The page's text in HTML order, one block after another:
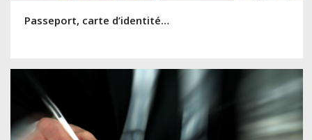
Passeport, carte d’identité…